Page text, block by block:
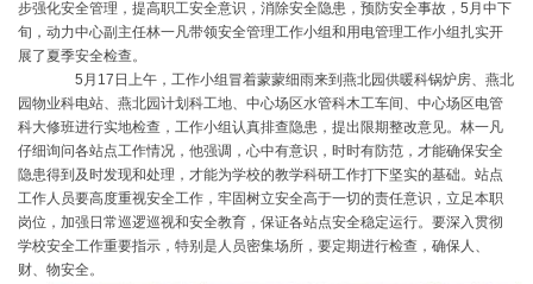
步强化安全管理，提高职工安全意识，消除安全隐患，预防安全事故，5月中下
旬，动力中心副主任林一凡带领安全管理工作小组和用电管理工作小组扎实开
展了夏季安全检查。
5月17日上午，工作小组冒着蒙蒙细雨来到燕北园供暖科锅炉房、燕北
园物业科电站、燕北园计划科工地、中心场区水管科木工车间、中心场区电管
科大修班进行实地检查，工作小组认真排查隐患，提出限期整改意见。林一凡
仔细询问各站点工作情况，他强调，心中有意识，时时有防范，才能确保安全
隐患得到及时发现和处理，才能为学校的教学科研工作打下坚实的基础。站点
工作人员要高度重视安全工作，牢固树立安全高于一切的责任意识，立足本职
岗位，加强日常巡逻巡视和安全教育，保证各站点安全稳定运行。要深入贯彻
学校安全工作重要指示，特别是人员密集场所，要定期进行检查，确保人、
财、物安全。